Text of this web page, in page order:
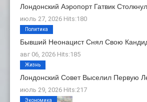
Лондонский Аэропорт Гатвик
июль 27, 2026 Hits:180
Бывший Неонацист Снял Свою
авг 06, 2026 Hits:185
Политика
Лондонский Совет Выселил Первую
июль 29, 2026 Hits:217
Жизнь
Экономика